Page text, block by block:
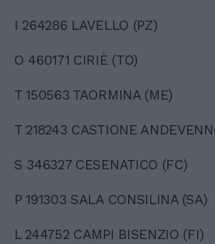
I 264286 LAVELLO (PZ)
O 460171 CIRIÈ (TO)
T 150563 TAORMINA (ME)
T 218243 CASTIONE
S 346327 CESENATICO (FC)
P 191303 SALA CONSILINA (SA)
L 244752 CAMPI BISENZIO (FI)